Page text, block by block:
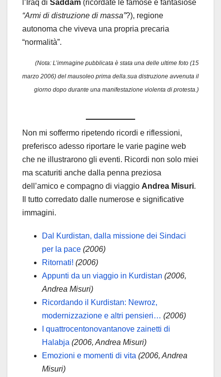
l’Iraq di Saddam (ricordate le famose e fantasiose
“Armi di distruzione di massa”?), regione
autonoma che viveva una propria precaria
“normalità”.
(Nota: L’immagine pubblicata è stata una delle ultime foto (15
marzo 2006) del mausoleo prima della.sua distruzione avvenuta il
giorno dopo durante una manifestazione violenta di protesta.)
Non mi soffermo ripetendo ricordi e riflessioni,
preferisco adesso riportare le varie pagine web
che ne illustrarono gli eventi. Ricordi non solo miei
ma scaturiti anche dalla penna preziosa
dell’amico e compagno di viaggio Andrea Misuri.
Il tutto corredato dalle numerose e significative
immagini.
Dal Kurdistan, dalla missione dei Sindaci
per la pace (2006)
Ritornati! (2006)
Appunti da un viaggio in Kurdistan (2006,
Andrea Misuri)
Ricordando il Kurdistan: Newroz,
modernizzazione e altri pensieri… (2006)
I quattrocentonovantanove zainetti di
Halabja (2006, Andrea Misuri)
Emozioni e momenti di vita (2006, Andrea
Misuri)